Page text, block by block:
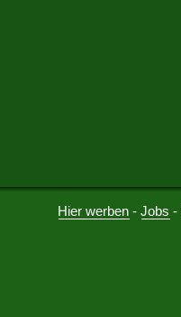
Hier werben -Jobs -